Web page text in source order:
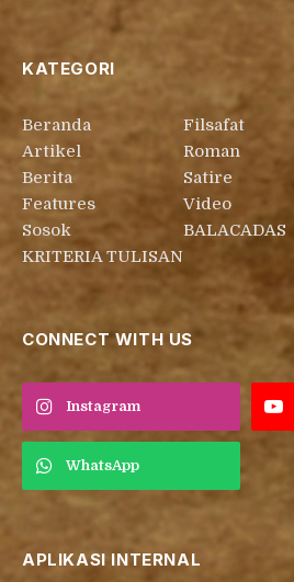
KATEGORI
Beranda
Artikel
Berita
Features
Sosok
KRITERIA TULISAN
Filsafat
Roman
Satire
Video
BALACADAS
CONNECT WITH US
Instagram
WhatsApp
APLIKASI INTERNAL